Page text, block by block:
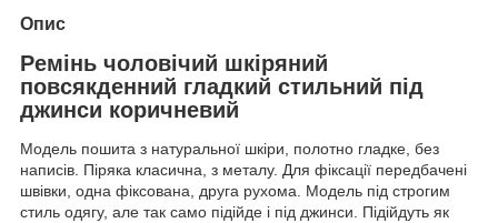
Опис
Ремінь чоловічий шкіряний
повсякденний гладкий стильний під
джинси коричневий
Модель пошита з натуральної шкіри, полотно гладке, без
написів. Піряка класична, з металу. Для фіксації передбачені
швівки, одна фіксована, друга рухома. Модель під строгим
стиль одягу, але так само підійде і під джинси. Підійдуть як